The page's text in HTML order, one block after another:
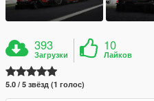
393
Загрузки
10
Лайков
5.0 / 5 звёзд (1 голос)